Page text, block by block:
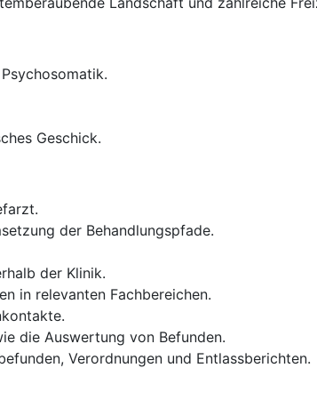
Geschick.
der Behandlungspfade.
der Klinik.
in relevanten Fachbereichen.
die Auswertung von Befunden.
Verordnungen und Entlassberichten.